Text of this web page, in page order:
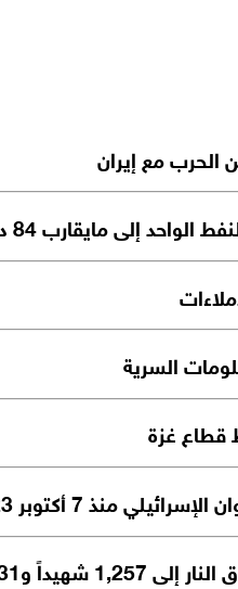
الحرب مع إيران
إلى مايقارب 84 دولار
السرية
غزة
73,384 شهيداً و174,242 مصاباً
806 جثامين